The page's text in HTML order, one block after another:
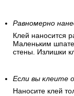
Равномерно
Клей наносится
Маленьким
стены. Излишки
Если вы клеите
Наносите клей